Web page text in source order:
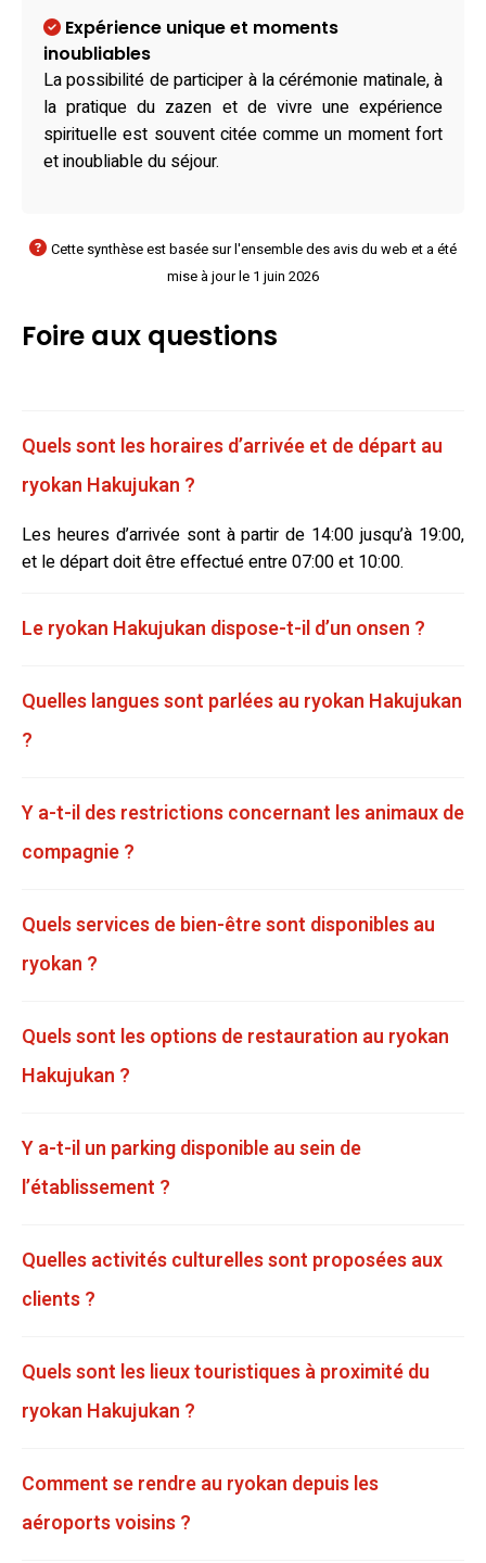
Expérience unique et moments
inoubliables
La possibilité de participer à la cérémonie matinale, à
la pratique du zazen et de vivre une expérience
spirituelle est souvent citée comme un moment fort
et inoubliable du séjour.
Cette synthèse est basée sur l'ensemble des avis du web et a été
mise à jour le 1 juin 2026
Foire aux questions
Quels sont les horaires d’arrivée et de départ au
ryokan Hakujukan ?
Les heures d’arrivée sont à partir de 14:00 jusqu’à 19:00,
et le départ doit être effectué entre 07:00 et 10:00.
Le ryokan Hakujukan dispose-t-il d’un onsen ?
Quelles langues sont parlées au ryokan Hakujukan
?
Y a-t-il des restrictions concernant les animaux de
compagnie ?
Quels services de bien-être sont disponibles au
ryokan ?
Quels sont les options de restauration au ryokan
Hakujukan ?
Y a-t-il un parking disponible au sein de
l’établissement ?
Quelles activités culturelles sont proposées aux
clients ?
Quels sont les lieux touristiques à proximité du
ryokan Hakujukan ?
Comment se rendre au ryokan depuis les
aéroports voisins ?